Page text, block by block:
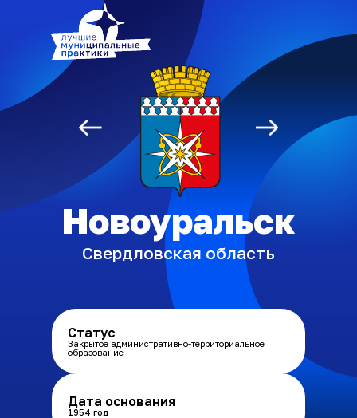
Союз «Атомные
Новоуральск
Свердловская область
Статус
Закрытое административно-территориальное
образование
Дата основания
1954 год